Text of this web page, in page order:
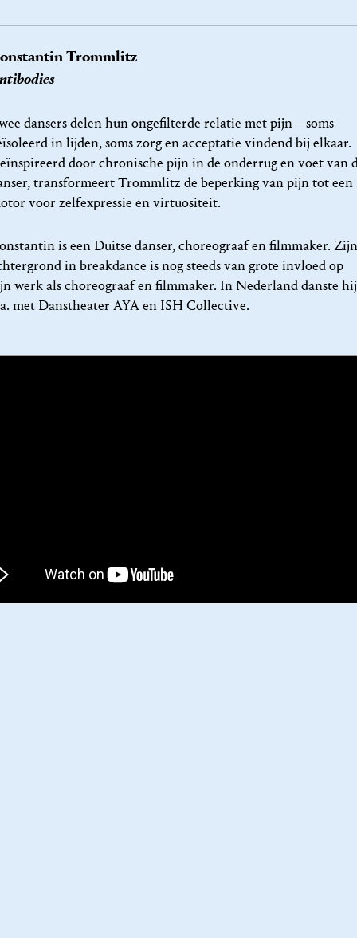
Trommlitz
dansers delen hun ongefilterde relatie met pijn – soms
in lijden, soms zorg en acceptatie vindend bij elkaar.
door chronische pijn in de onderrug en voet van
transformeert Trommlitz de beperking van pijn tot een
voor zelfexpressie en virtuositeit.
is een Duitse danser, choreograaf en filmmaker.
in breakdance is nog steeds van grote invloed op
werk als choreograaf en filmmaker. In Nederland danste hij
met Danstheater AYA en ISH Collective.